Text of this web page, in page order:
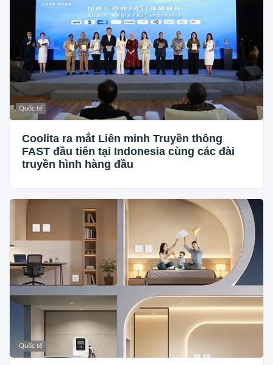
Quốc tế
Coolita ra mắt Liên minh Truyền thông
FAST đầu tiên tại Indonesia cùng các đài
truyền hình hàng đầu
Quốc tế